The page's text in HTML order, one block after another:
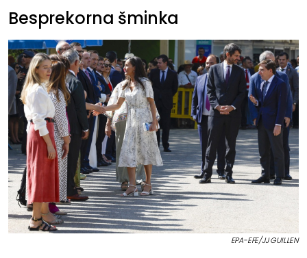
Besprekorna šminka
EPA-EFE/JJ GUILLEN